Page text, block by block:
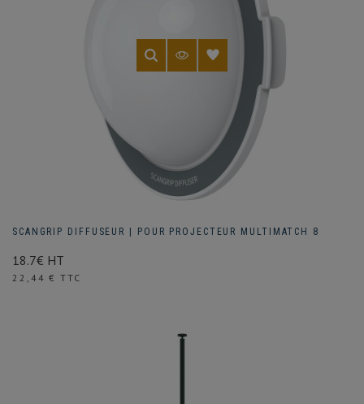
SCANGRIP DIFFUSEUR | POUR PROJECTEUR MULTIMATCH 8
18.7€ HT
Prix
22,44 € TTC